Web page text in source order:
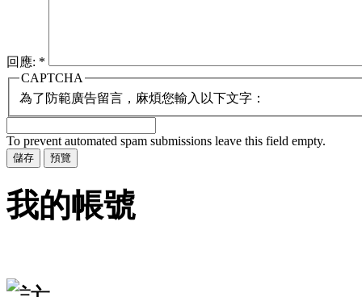
回應: *
CAPTCHA
為了防範廣告留言，麻煩您輸入以下文字：
To prevent automated spam submissions leave this field empty.
我的帳號